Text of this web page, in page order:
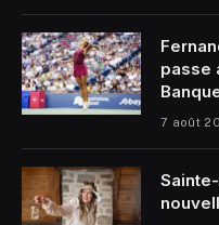
passe
7 août